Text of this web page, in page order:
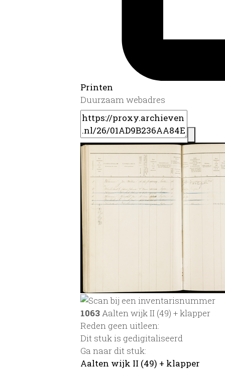
Printen
Duurzaam webadres
1063Aalten wijk II (49) + klapper
Reden geen uitleen:
Dit stuk is gedigitaliseerd
Ga naar dit stuk:
Aalten wijk II (49) + klapper